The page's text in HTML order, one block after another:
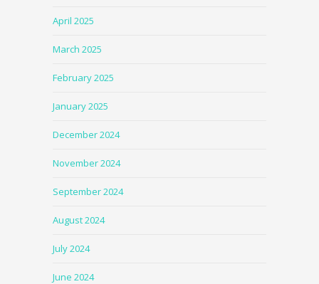
April 2025
March 2025
February 2025
January 2025
December 2024
November 2024
September 2024
August 2024
July 2024
June 2024